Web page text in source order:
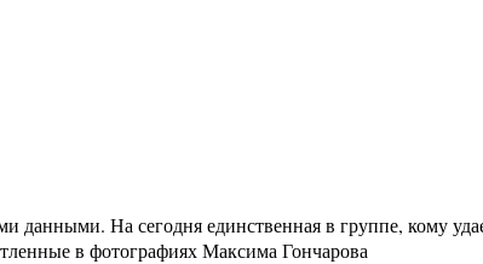
На сегодня единственная в группе, кому
в фотографиях Максима Гончарова